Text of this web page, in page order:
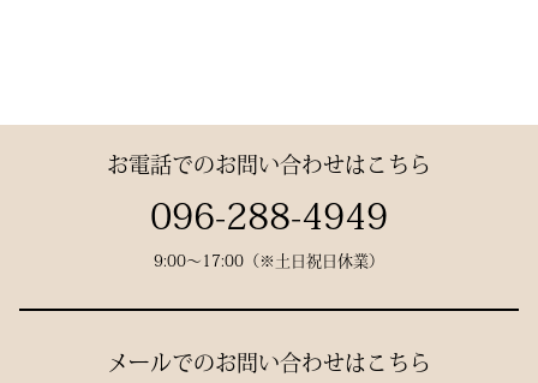
数々の名勝負の舞台にも選
ばれた、 純日本製の誇り
生地には、埼玉・武州の老
深みある色合いと、驚くほ
す。
試合会場で竹刀袋を手に取
った瞬間、
「何だ、あれは？」と視線
感を放つ――それがベルベ
お電話でのお問い合わせはこちら
096-288-4949
9:00〜17:00（※土日祝日休業）
メールでのお問い合わせはこちら